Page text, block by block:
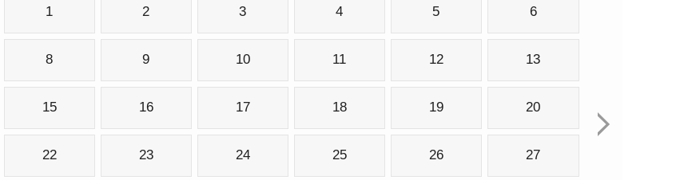
1 2 3 4 5 6
8 9 10 11 12 13
15 16 17 18 19 20
22 23 24 25 26 27